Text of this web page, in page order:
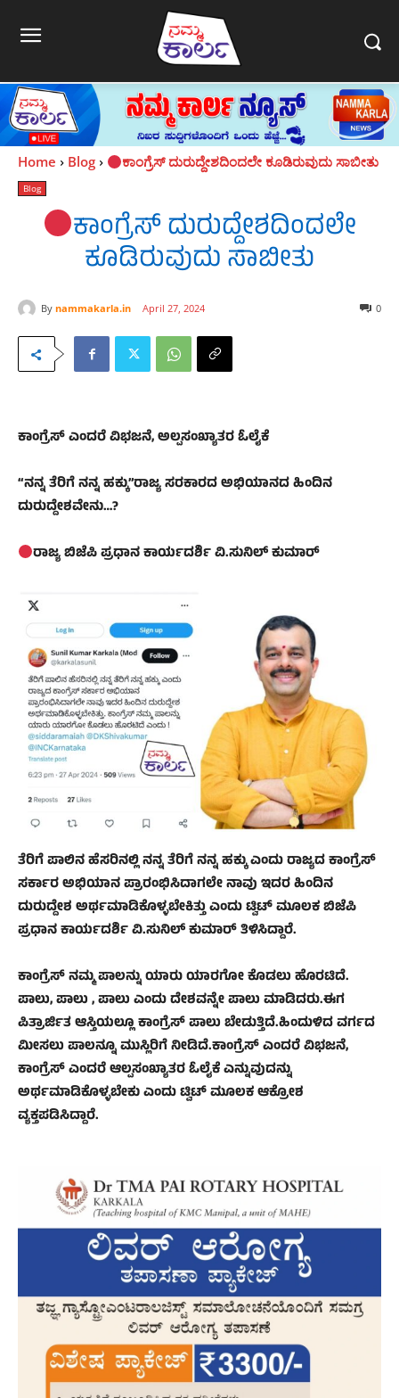
Home Blog ಕಾಂಗ್ರೆಸ್ ದುರುದ್ದೇಶದಿಂದಲೇ ಕೂಡಿರುವುದು ಸಾಬೀತು
Blog
ಕಾಂಗ್ರೆಸ್ ದುರುದ್ದೇಶದಿಂದಲೇ
ಕೂಡಿರುವುದು ಸಾಬೀತು
By nammakarla.in April 27, 2024 0
ಕಾಂಗ್ರೆಸ್ ಎಂದರೆ ವಿಭಜನೆ, ಅಲ್ಪಸಂಖ್ಯಾತರ ಓಲೈಕೆ
“ನನ್ನ ತೆರಿಗೆ ನನ್ನ ಹಕ್ಕು”ರಾಜ್ಯ ಸರಕಾರದ ಅಭಿಯಾನದ ಹಿಂದಿನ
ದುರುದ್ದೇಶವೇನು…?
ರಾಜ್ಯ ಬಿಜೆಪಿ ಪ್ರಧಾನ ಕಾರ್ಯದರ್ಶಿ ವಿ.ಸುನಿಲ್ ಕುಮಾರ್
ತೆರಿಗೆ ಪಾಲಿನ ಹೆಸರಿನಲ್ಲಿ ನನ್ನ‌ ತೆರಿಗೆ ನನ್ನ ಹಕ್ಕು ಎಂದು ರಾಜ್ಯದ ಕಾಂಗ್ರೆಸ್
ಸರ್ಕಾರ ಅಭಿಯಾನ ಪ್ರಾರಂಭಿಸಿದಾಗಲೇ ನಾವು ಇದರ ಹಿಂದಿನ
ದುರುದ್ದೇಶ ಅರ್ಥಮಾಡಿಕೊಳ್ಳಬೇಕಿತ್ತು ಎಂದು ಟ್ವಿಟ್ ಮೂಲಕ ಬಿಜೆಪಿ
ಪ್ರಧಾನ ಕಾರ್ಯದರ್ಶಿ ವಿ.ಸುನಿಲ್ ಕುಮಾರ್ ತಿಳಿಸಿದ್ದಾರೆ.
ಕಾಂಗ್ರೆಸ್ ನಮ್ಮ ಪಾಲನ್ನು ಯಾರು ಯಾರಗೋ ಕೊಡಲು ಹೊರಟಿದೆ.
ಪಾಲು, ಪಾಲು , ಪಾಲು ಎಂದು ದೇಶವನ್ನೇ ಪಾಲು ಮಾಡಿದರು.ಈಗ
ಪಿತ್ರಾರ್ಜಿತ ಆಸ್ತಿಯಲ್ಲೂ ಕಾಂಗ್ರೆಸ್‌ ಪಾಲು ಬೇಡುತ್ತಿದೆ.ಹಿಂದುಳಿದ ವರ್ಗದ
ಮೀಸಲು ಪಾಲನ್ನೂ‌ ಮುಸ್ಲಿರಿಗೆ ನೀಡಿದೆ.ಕಾಂಗ್ರೆಸ್ ಎಂದರೆ ವಿಭಜನೆ,
ಕಾಂಗ್ರೆಸ್‌ ಎಂದರೆ ಆಲ್ಪಸಂಖ್ಯಾತರ ಓಲೈಕೆ ಎನ್ನುವುದನ್ನು
ಅರ್ಥ‌ಮಾಡಿಕೊಳ್ಳಬೇಕು ಎಂದು ಟ್ವಿಟ್ ಮೂಲಕ ಆಕ್ರೋಶ
ವ್ಯಕ್ತಪಡಿಸಿದ್ದಾರೆ.